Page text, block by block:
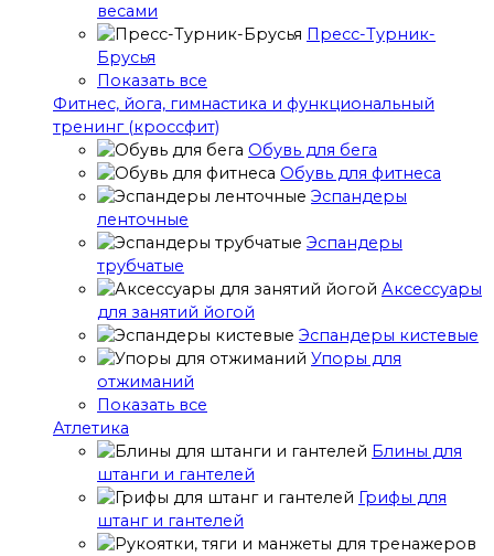
весами
Пресс-Турник-
Брусья
Показать все
Фитнес, йога, гимнастика и функциональный
тренинг (кроссфит)
Обувь для бега
Обувь для фитнеса
Эспандеры
ленточные
Эспандеры
трубчатые
Аксессуары
для занятий йогой
Эспандеры кистевые
Упоры для
отжиманий
Показать все
Атлетика
Блины для
штанги и гантелей
Грифы для
штанг и гантелей